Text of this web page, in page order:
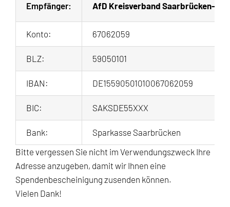
Empfänger: AfD Kreisverband Saarbrücken-
Konto: 67062059
BLZ: 59050101
IBAN: DE15590501010067062059
BIC: SAKSDE55XXX
Bank:
Sparkasse Saarbrücken
Bitte vergessen Sie nicht im Verwendungszweck Ihre
Adresse anzugeben, damit wir Ihnen eine
Spendenbescheinigung zusenden können.
Vielen Dank!